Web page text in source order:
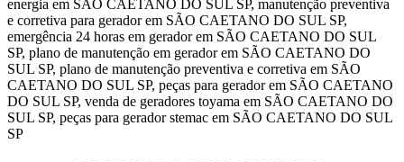
energia em SÃO CAETANO DO SUL SP, manutenção preventiva
e corretiva para gerador em SÃO CAETANO DO SUL SP,
emergência 24 horas em gerador em SÃO CAETANO DO SUL
SP, plano de manutenção em gerador em SÃO CAETANO DO
SUL SP, plano de manutenção preventiva e corretiva em SÃO
CAETANO DO SUL SP, peças para gerador em SÃO CAETANO
DO SUL SP, venda de geradores toyama em SÃO CAETANO DO
SUL SP, peças para gerador stemac em SÃO CAETANO DO SUL
SP